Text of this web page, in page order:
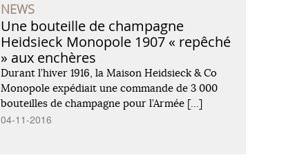
NEWS
Une bouteille de champagne
Heidsieck Monopole 1907 « repêché
» aux enchères
Durant l’hiver 1916, la Maison Heidsieck & Co
Monopole expédiait une commande de 3 000
bouteilles de champagne pour l’Armée […]
04-11-2016